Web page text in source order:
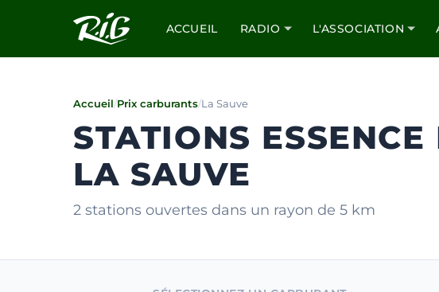
ACCUEIL RADIO L'ASSOCIATION
Accueil/Prix carburants/La Sauve
STATIONS
LA SAUVE
2 stations ouvertes dans un rayon de 5 km